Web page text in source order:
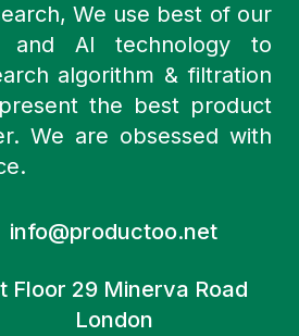
We use best of our
and AI technology to
algorithm & filtration
the best product
We are obsessed with
info@productoo.net
Floor 29 Minerva Road
London